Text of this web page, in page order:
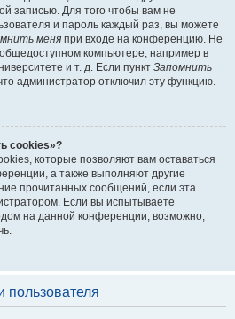
записью. Для того чтобы вам не
и пароль каждый раз, вы можете
меня при входе на конференцию. Не
компьютере, например в
и т. д. Если пункт Запомнить
администратор отключил эту функцию.
cookies»?
которые позволяют вам оставаться
а также выполняют другие
прочитанных сообщений, если эта
Если вы испытываете
на данной конференции, возможно,
пользователя